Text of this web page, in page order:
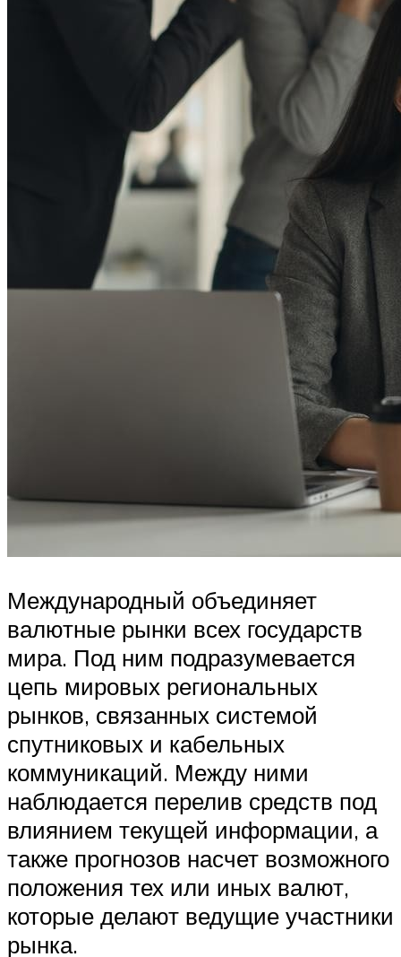
Международный объединяет
валютные рынки всех государств
мира. Под ним подразумевается
цепь мировых региональных
рынков, связанных системой
спутниковых и кабельных
коммуникаций. Между ними
наблюдается перелив средств под
влиянием текущей информации, а
также прогнозов насчет возможного
положения тех или иных валют,
которые делают ведущие участники
рынка.